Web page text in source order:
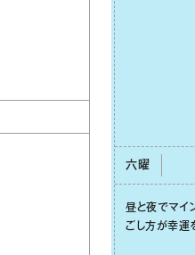
六曜
昼と夜でマイ
ごし⽅が幸運